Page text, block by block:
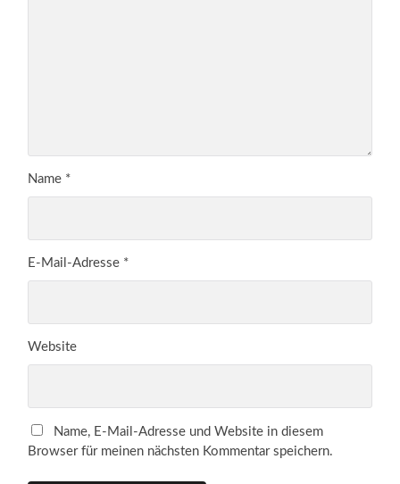
Name *
E-Mail-Adresse *
Website
Name, E-Mail-Adresse und Website in diesem
Browser für meinen nächsten Kommentar speichern.